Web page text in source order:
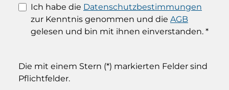
Ich habe die Datenschutzbestimmungen
zur Kenntnis genommen und die AGB
gelesen und bin mit ihnen einverstanden. *
Die mit einem Stern (*) markierten Felder sind
Pflichtfelder.